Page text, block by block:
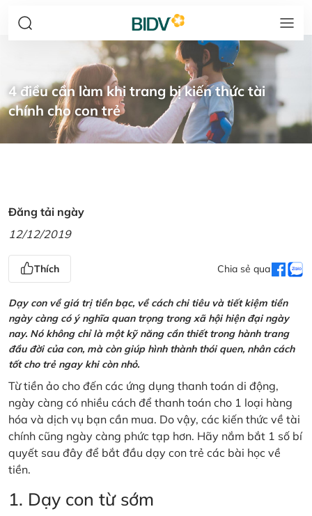
4 điều cần làm khi trang bị kiến thức tài
chính cho con trẻ
Đăng tải ngày
12/12/2019
Thích Chia sẻ qua
Dạy con về giá trị tiền bạc, về cách chi tiêu và tiết kiệm tiền
ngày càng có ý nghĩa quan trọng trong xã hội hiện đại ngày
nay. Nó không chỉ là một kỹ năng cần thiết trong hành trang
đầu đời của con, mà còn giúp hình thành thói quen, nhân cách
tốt cho trẻ ngay khi còn nhỏ.
Từ tiền ảo cho đến các ứng dụng thanh toán di động,
ngày càng có nhiều cách để thanh toán cho 1 loại hàng
hóa và dịch vụ bạn cần mua. Do vậy, các kiến thức về tài
chính cũng ngày càng phức tạp hơn. Hãy nắm bắt 1 số bí
quyết sau đây để bắt đầu dạy con trẻ các bài học về
tiền.
1. Dạy con từ sớm